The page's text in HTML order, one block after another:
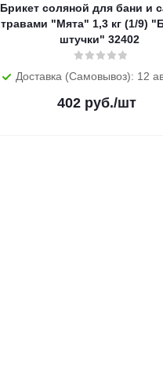
Брикет соляной для бани и
травами "Мята" 1,3 кг (1/9)
штучки" 32402
Доставка (Самовывоз): 12
402 руб./шт